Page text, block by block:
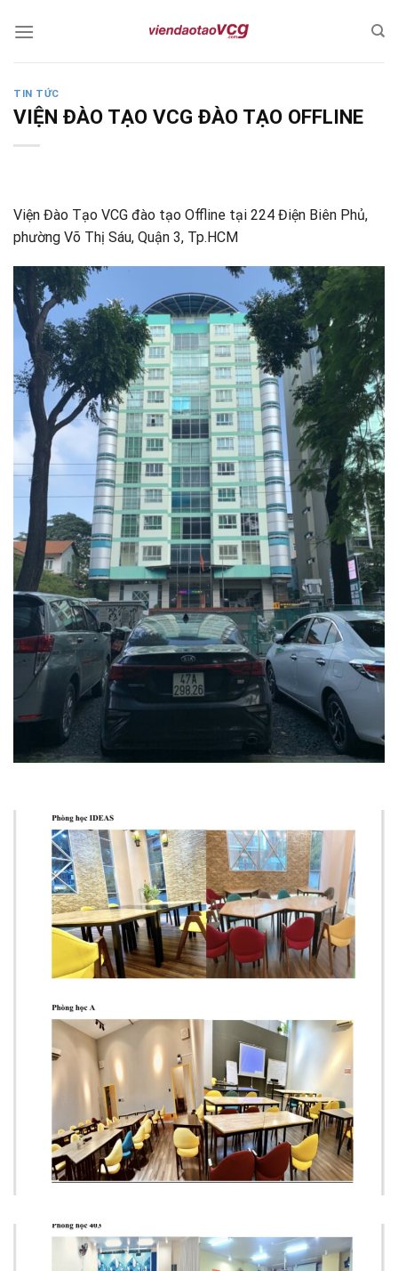
TIN TỨC
VIỆN ĐÀO TẠO VCG ĐÀO TẠO OFFLINE
Viện Đào Tạo VCG đào tạo Offline tại 224 Điện Biên Phủ,
phường Võ Thị Sáu, Quận 3, Tp.HCM